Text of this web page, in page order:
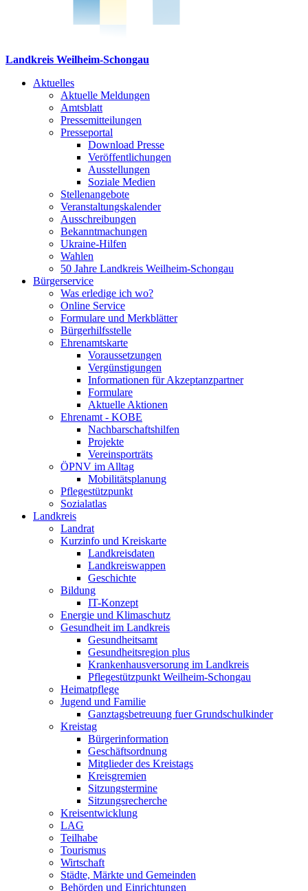
Landkreis Weilheim-Schongau
Aktuelles
Aktuelle Meldungen
Amtsblatt
Pressemitteilungen
Presseportal
Download Presse
Veröffentlichungen
Ausstellungen
Soziale Medien
Stellenangebote
Veranstaltungskalender
Ausschreibungen
Bekanntmachungen
Ukraine-Hilfen
Wahlen
50 Jahre Landkreis Weilheim-Schongau
Bürgerservice
Was erledige ich wo?
Online Service
Formulare und Merkblätter
Bürgerhilfsstelle
Ehrenamtskarte
Voraussetzungen
Vergünstigungen
Informationen für Akzeptanzpartner
Formulare
Aktuelle Aktionen
Ehrenamt - KOBE
Nachbarschaftshilfen
Projekte
Vereinsporträts
ÖPNV im Alltag
Mobilitätsplanung
Pflegestützpunkt
Sozialatlas
Landkreis
Landrat
Kurzinfo und Kreiskarte
Landkreisdaten
Landkreiswappen
Geschichte
Bildung
IT-Konzept
Energie und Klimaschutz
Gesundheit im Landkreis
Gesundheitsamt
Gesundheitsregion plus
Krankenhausversorung im Landkreis
Pflegestützpunkt Weilheim-Schongau
Heimatpflege
Jugend und Familie
Ganztagsbetreuung fuer Grundschulkinder
Kreistag
Bürgerinformation
Geschäftsordnung
Mitglieder des Kreistags
Kreisgremien
Sitzungstermine
Sitzungsrecherche
Kreisentwicklung
LAG
Teilhabe
Tourismus
Wirtschaft
Städte, Märkte und Gemeinden
Behörden und Einrichtungen